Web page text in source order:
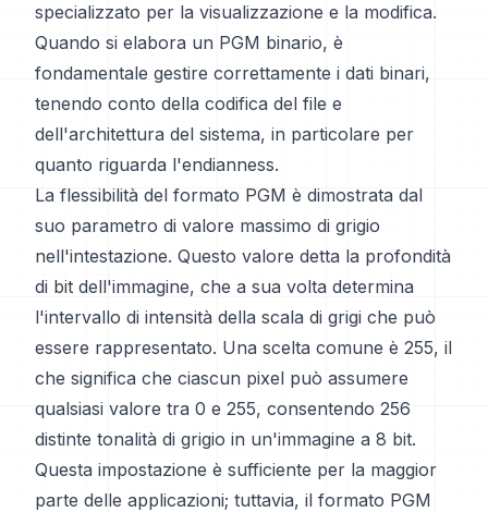
specializzato per la visualizzazione e la modifica.
Quando si elabora un PGM binario, è
fondamentale gestire correttamente i dati binari,
tenendo conto della codifica del file e
dell'architettura del sistema, in particolare per
quanto riguarda l'endianness.
La flessibilità del formato PGM è dimostrata dal
suo parametro di valore massimo di grigio
nell'intestazione. Questo valore detta la profondità
di bit dell'immagine, che a sua volta determina
l'intervallo di intensità della scala di grigi che può
essere rappresentato. Una scelta comune è 255, il
che significa che ciascun pixel può assumere
qualsiasi valore tra 0 e 255, consentendo 256
distinte tonalità di grigio in un'immagine a 8 bit.
Questa impostazione è sufficiente per la maggior
parte delle applicazioni; tuttavia, il formato PGM